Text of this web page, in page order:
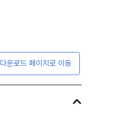
다운로드 페이지로 이동